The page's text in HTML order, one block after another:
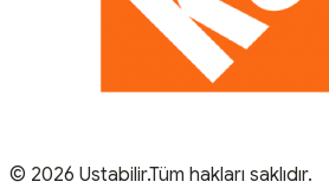
© 2026 Ustabilir.Tüm hakları saklıdır.